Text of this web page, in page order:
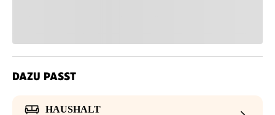
DAZU PASST
HAUSHALT